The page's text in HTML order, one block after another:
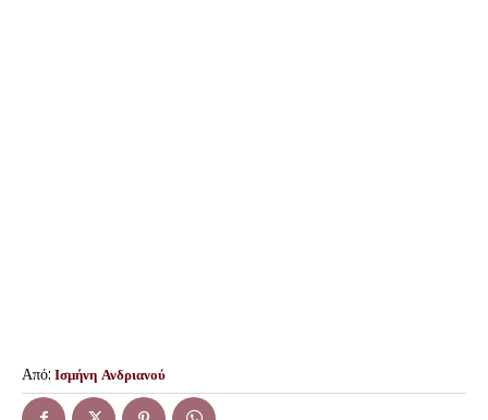
Από: Ισμήνη Ανδριανού